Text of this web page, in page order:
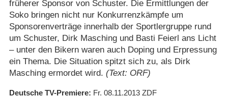
früherer Sponsor von Schuster. Die Ermittlungen der
Soko bringen nicht nur Konkurrenzkämpfe um
Sponsorenverträge innerhalb der Sportlergruppe rund
um Schuster, Dirk Masching und Basti Feierl ans Licht
– unter den Bikern waren auch Doping und Erpressung
ein Thema. Die Situation spitzt sich zu, als Dirk
Masching ermordet wird. (Text: ORF)
Deutsche TV-Premiere Fr. 08.11.2013 ZDF